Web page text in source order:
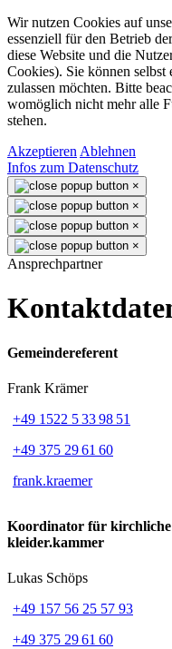
Wir nutzen Cookies auf
essenziell für den Betrieb
diese Website und die
Cookies). Sie können selbst
zulassen möchten. Bitte
womöglich nicht mehr alle
stehen.
Akzeptieren Ablehnen
Infos zum Datenschutz
×
×
×
×
Ansprechpartner
Gemeindereferent
Frank Krämer
+49 1522 5 33 98 51
+49 375 29 61 60
frank.kraemer
Koordinator für
kleider.kammer
Lukas Schöps
+49 157 56 25 57 93
+49 375 29 61 60